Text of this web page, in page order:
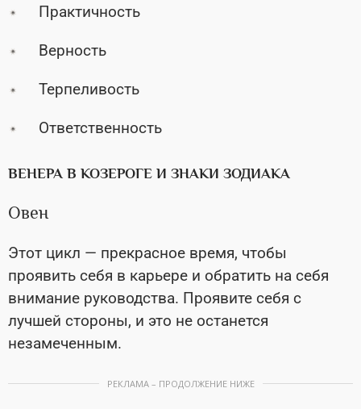
Практичность
Верность
Терпеливость
Ответственность
ВЕНЕРА В КОЗЕРОГЕ И ЗНАКИ ЗОДИАКА
Овен
Этот цикл — прекрасное время, чтобы
проявить себя в карьере и обратить на себя
внимание руководства. Проявите себя с
лучшей стороны, и это не останется
незамеченным.
РЕКЛАМА – ПРОДОЛЖЕНИЕ НИЖЕ